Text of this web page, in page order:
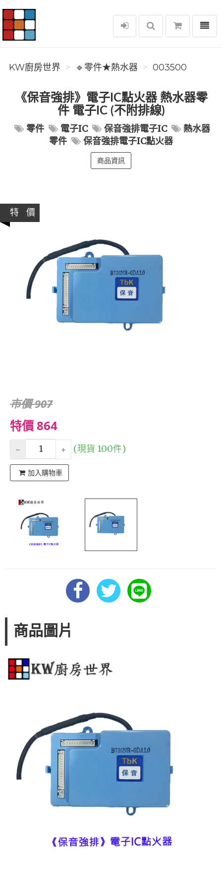
KW廚房世界
選單
KW廚房世界 🔹零件★熱水器 003500
《保音強排》電子IC點火器 熱水器零
件 電子IC (不附排線)
零件 電子IC 保音強排電子IC
熱水器
零件
保音強排電子IC點火器
商品資訊
特 價
市價 907
特價 864
(現貨 100件)
加入購物車
商品圖片